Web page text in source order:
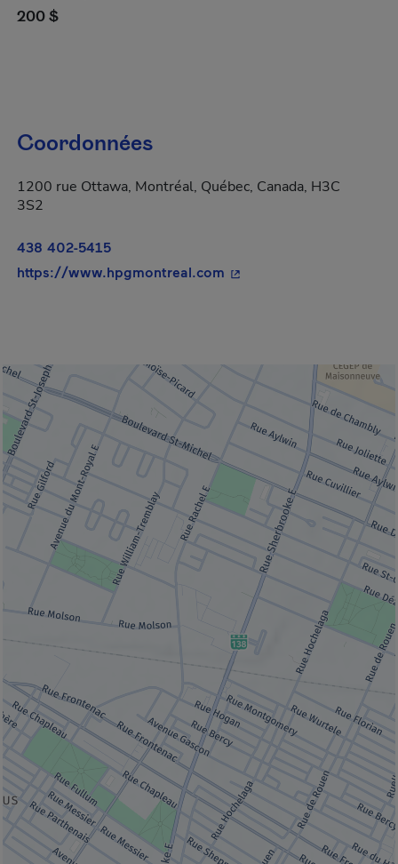
200 $
Coordonnées
1200 rue Ottawa, Montréal, Québec, Canada, H3C
3S2
438 402-5415
https://www.hpgmontreal.com - Cet hyperlien s'ouvrira